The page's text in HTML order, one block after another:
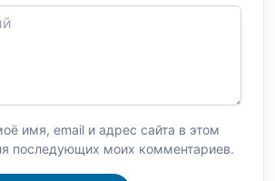
имя, email и адрес сайта в этом
последующих моих комментариев.